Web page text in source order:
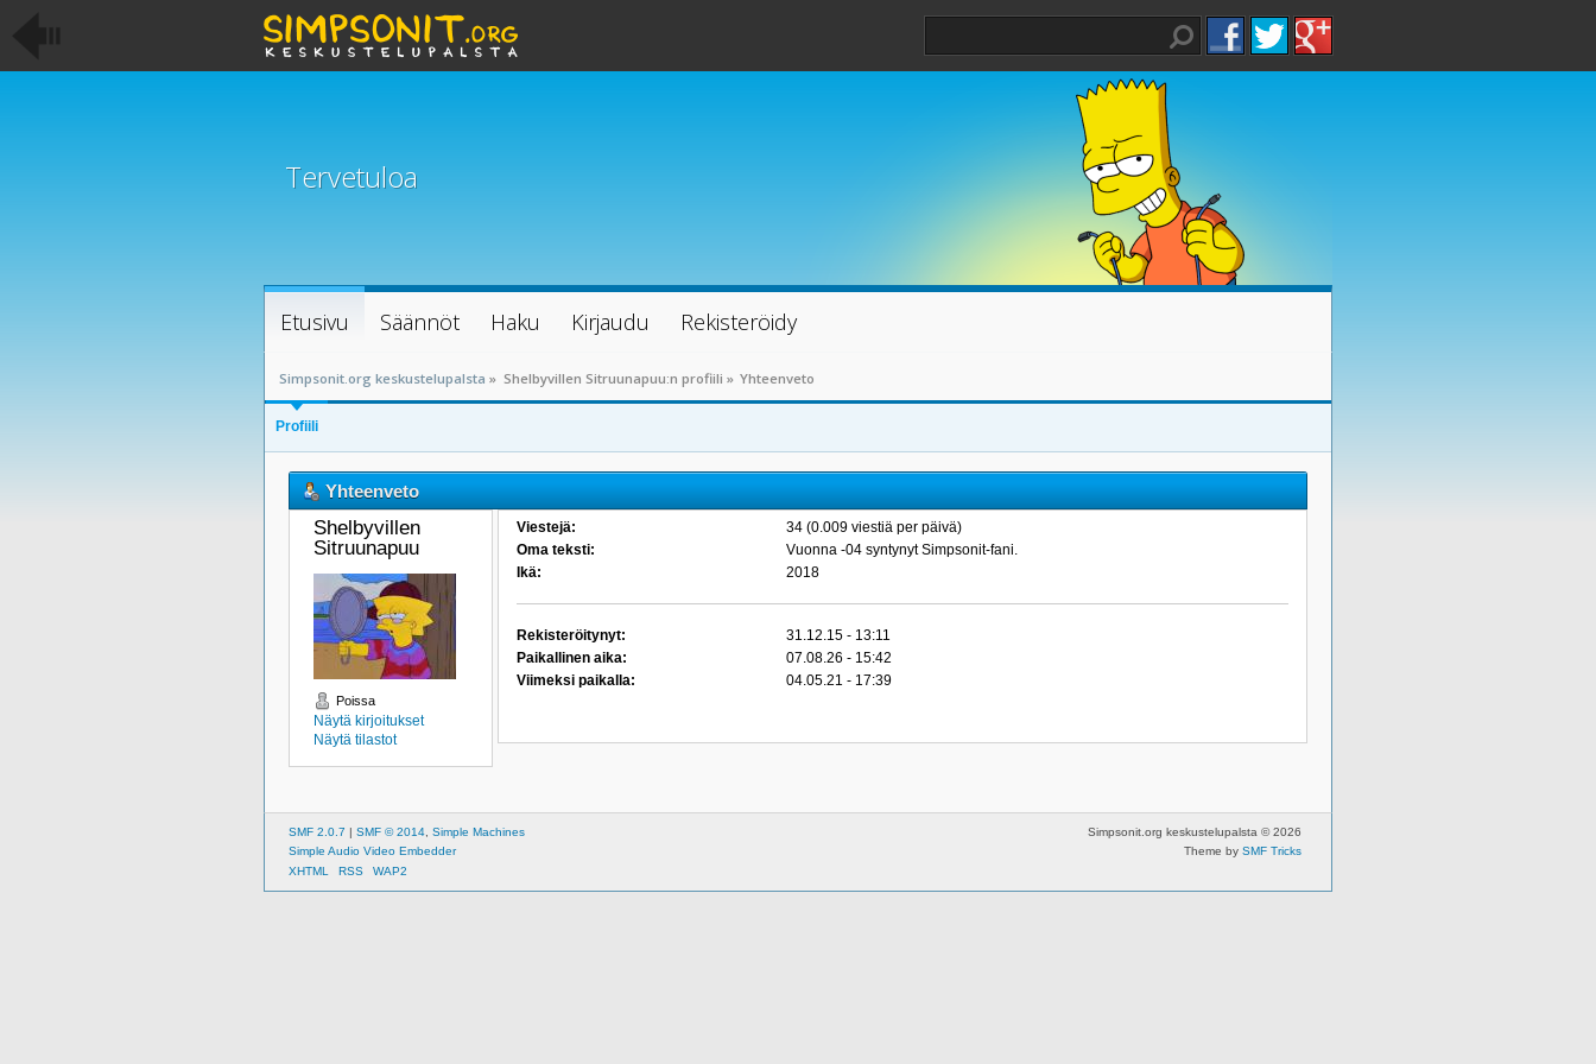
Tervetuloa
Etusivu Säännöt Haku Kirjaudu Rekisteröidy
Simpsonit.org keskustelupalsta » Shelbyvillen Sitruunapuu:n profiili » Yhteenveto
Profiili
Yhteenveto
Shelbyvillen
Sitruunapuu
Poissa
Näytä kirjoitukset
Näytä tilastot
Viestejä:
34 (0.009 viestiä per päivä)
Oma teksti:
Vuonna -04 syntynyt Simpsonit-fani.
Ikä:
2018
Rekisteröitynyt:
31.12.15 - 13:11
Paikallinen aika:
07.08.26 - 15:42
Viimeksi paikalla:
04.05.21 - 17:39
Simpsonit.org keskustelupalsta © 2026
Theme by SMF Tricks
SMF 2.0.7 | SMF © 2014 Simple Machines
Simple Audio Video Embedder
XHTML
RSS WAP2